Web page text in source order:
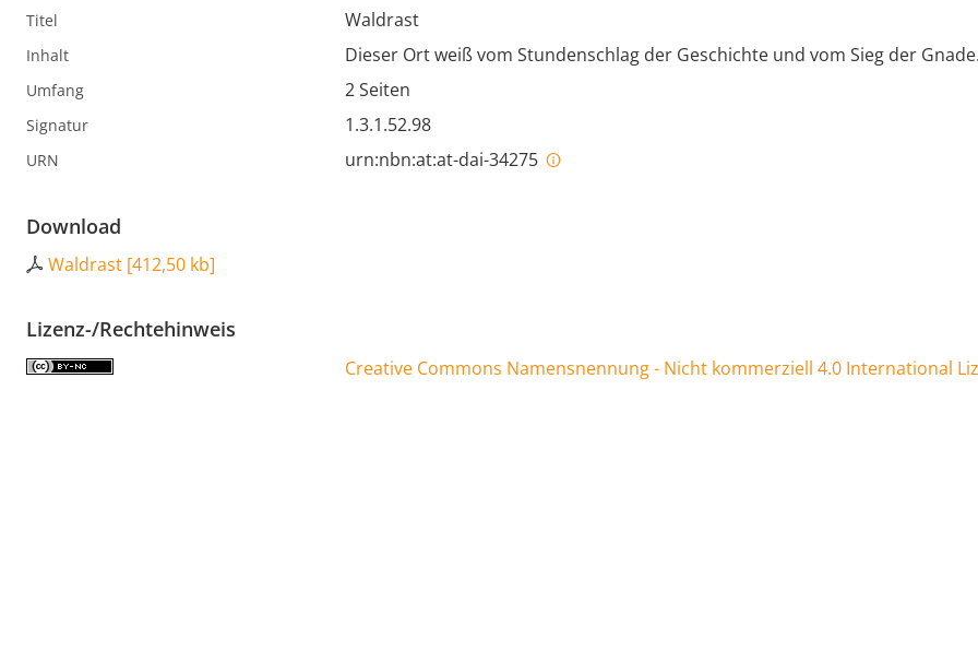
Titel Waldrast
Inhalt Dieser Ort weiß vom Stundenschlag der Geschichte und vom Sieg der
Umfang 2 Seiten
Signatur 1.3.1.52.98
URN urn:nbn:at:at-dai-34275
Download
Waldrast [412,50 kb]
Lizenz-/Rechtehinweis
Creative Commons Namensnennung - Nicht kommerziell 4.0 International